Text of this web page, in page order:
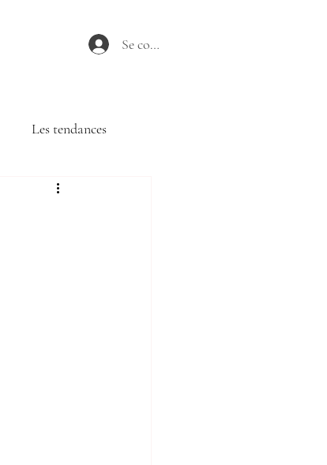
Se connecter
Les tendances